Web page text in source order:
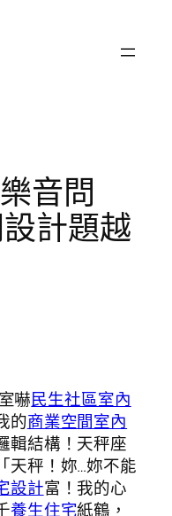
音問
計題越
室嚇民生社區室內
的商業空間室內
輯結構！天秤座
天秤！妳…妳不能
設計富！我的心
養生住宅紙鶴，